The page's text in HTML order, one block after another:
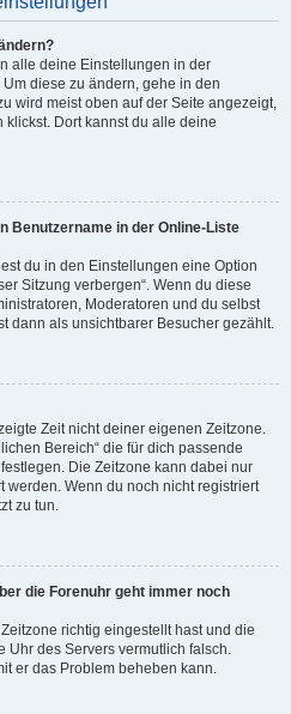
alle deine Einstellungen in der
diese zu ändern, gehe in den
wird meist oben auf der Seite angezeigt,
Dort kannst du alle deine
Benutzername in der Online-Liste
du in den Einstellungen eine Option
Sitzung verbergen“. Wenn du diese
Moderatoren und du selbst
dann als unsichtbarer Besucher gezählt.
Zeit nicht deiner eigenen Zeitzone.
Bereich“ die für dich passende
Die Zeitzone kann dabei nur
Wenn du noch nicht registriert
zu tun.
die Forenuhr geht immer noch
richtig eingestellt hast und die
Uhr des Servers vermutlich falsch.
er das Problem beheben kann.